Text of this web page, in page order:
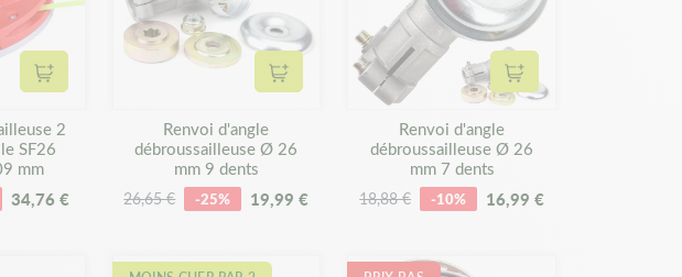
Ajouter au panier
2
SF26
mm
34,76 €
Ajouter au panier
Renvoi d'angle
débroussailleuse Ø 26
mm 9 dents
26,65 € -25% 19,99 €
Ajouter au panier
Renvoi d'angle
débroussailleuse Ø 26
mm 7 dents
18,88 € -10% 16,99 €